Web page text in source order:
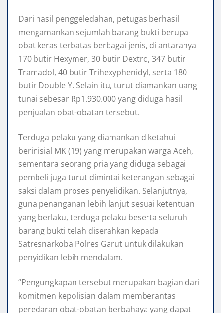
Dari hasil penggeledahan, petugas berhasil
mengamankan sejumlah barang bukti berupa
obat keras terbatas berbagai jenis, di antaranya
170 butir Hexymer, 30 butir Dextro, 347 butir
Tramadol, 40 butir Trihexyphenidyl, serta 180
butir Double Y. Selain itu, turut diamankan uang
tunai sebesar Rp1.930.000 yang diduga hasil
penjualan obat-obatan tersebut.
Terduga pelaku yang diamankan diketahui
berinisial MK (19) yang merupakan warga Aceh,
sementara seorang pria yang diduga sebagai
pembeli juga turut dimintai keterangan sebagai
saksi dalam proses penyelidikan. Selanjutnya,
guna penanganan lebih lanjut sesuai ketentuan
yang berlaku, terduga pelaku beserta seluruh
barang bukti telah diserahkan kepada
Satresnarkoba Polres Garut untuk dilakukan
penyidikan lebih mendalam.
“Pengungkapan tersebut merupakan bagian dari
komitmen kepolisian dalam memberantas
peredaran obat-obatan berbahaya yang dapat